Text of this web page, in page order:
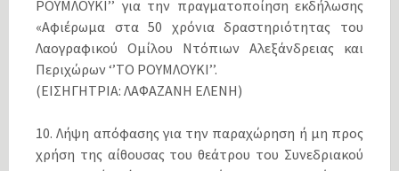
ΡΟΥΜΛΟΥΚΙ’’ για την πραγματοποίηση εκδήλωσης
«Αφιέρωμα στα 50 χρόνια δραστηριότητας του
Λαογραφικού Ομίλου Ντόπιων Αλεξάνδρειας και
Περιχώρων ‘’ΤΟ ΡΟΥΜΛΟΥΚΙ’’.
(ΕΙΣΗΓΗΤΡΙΑ: ΛΑΦΑΖΑΝΗ ΕΛΕΝΗ)
10. Λήψη απόφασης για την παραχώρηση ή μη προς
χρήση της αίθουσας του θεάτρου του Συνεδριακού